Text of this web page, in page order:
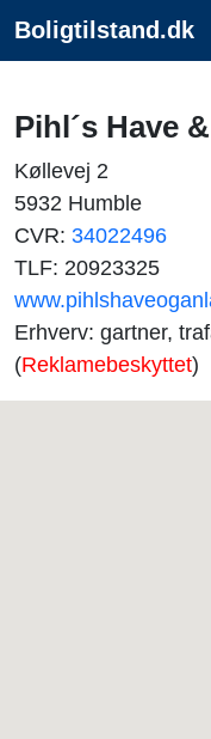
Boligtilstand.dk
Pihl´s Have
Køllevej 2
5932 Humble
CVR: 34022496
TLF: 20923325
Erhverv: gartner,
(Reklamebeskyttet)